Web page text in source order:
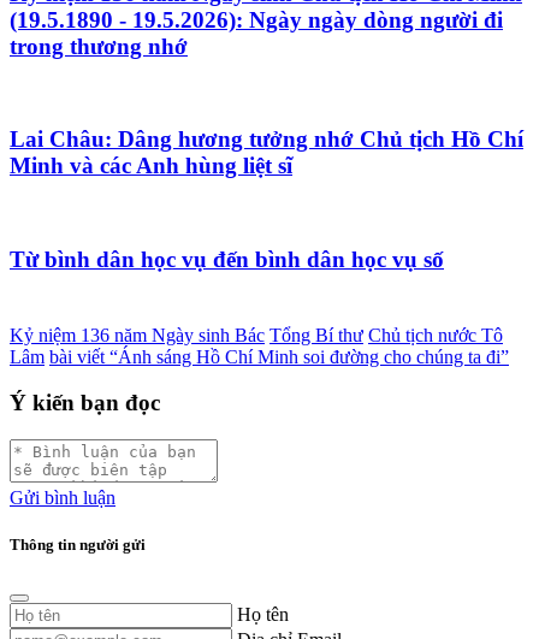
(19.5.1890 - 19.5.2026): Ngày ngày dòng người đi
trong thương nhớ
Lai Châu: Dâng hương tưởng nhớ Chủ tịch Hồ Chí
Minh và các Anh hùng liệt sĩ
Từ bình dân học vụ đến bình dân học vụ số
Kỷ niệm 136 năm Ngày sinh Bác Tổng Bí thư Chủ tịch nước Tô
Lâm bài viết “Ánh sáng Hồ Chí Minh soi đường cho chúng ta đi”
Ý kiến bạn đọc
Gửi bình luận
Thông tin người gửi
Họ tên